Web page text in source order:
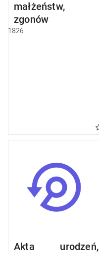
małżeństw,
zgonów
1826
Akta urodzeń,